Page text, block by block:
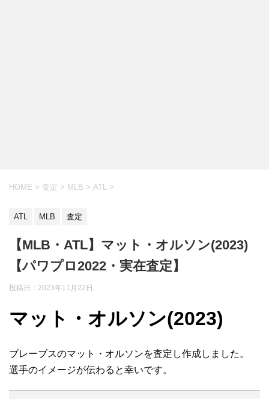
HOME > 査定 > MLB > ATL >
ATL MLB 査定
【MLB・ATL】マット・オルソン(2023)
【パワプロ2022・実在査定】
投稿日： 2023年11月22日
マット・オルソン(2023)
ブレーブスのマット・オルソンを査定し作成しました。
選手のイメージが伝わると幸いです。